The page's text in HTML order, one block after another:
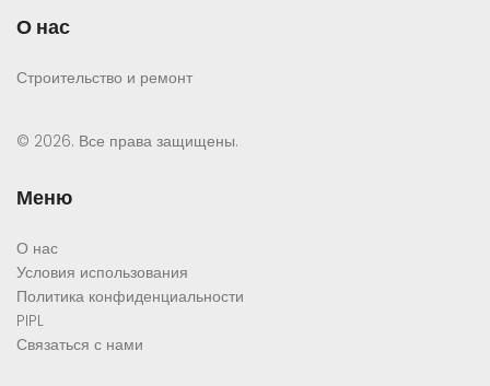
О нас
Строительство и ремонт
© 2026. Все права защищены.
Меню
О нас
Условия использования
Политика конфиденциальности
PIPL
Связаться с нами